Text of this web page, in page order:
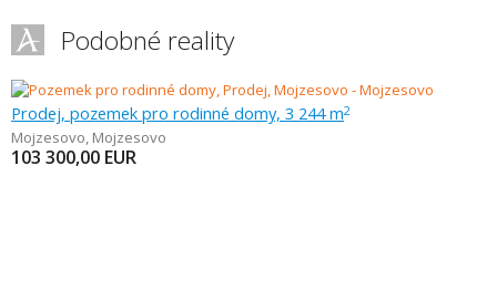
Podobné reality
Prodej, pozemek pro rodinné domy, 3 244 m2
Mojzesovo, Mojzesovo
103 300,00 EUR